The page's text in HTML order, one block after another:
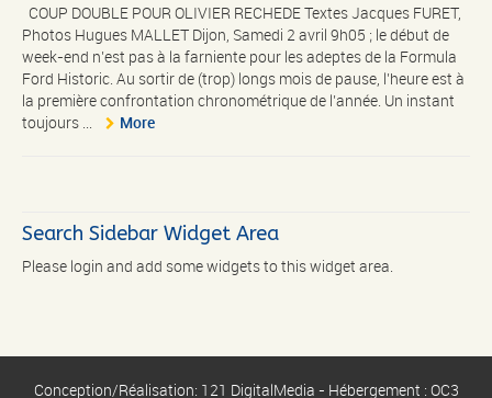
COUP DOUBLE POUR OLIVIER RECHEDE Textes Jacques FURET,
Photos Hugues MALLET Dijon, Samedi 2 avril 9h05 ; le début de
week-end n’est pas à la farniente pour les adeptes de la Formula
Ford Historic. Au sortir de (trop) longs mois de pause, l’heure est à
la première confrontation chronométrique de l’année. Un instant
toujours ...
More
Search Sidebar Widget Area
Please login and add some widgets to this widget area.
Conception/Réalisation: 121 DigitalMedia - Hébergement : OC3